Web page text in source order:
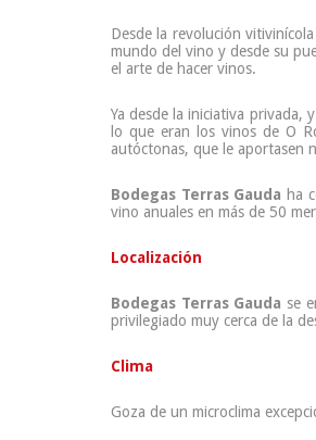
Desde la revolución
mundo del vino y desde su
el arte de hacer vinos.
Ya desde la iniciativa privada,
lo que eran los vinos de O
autóctonas, que le aportasen
Bodegas Terras Gauda ha
vino anuales en más de 50
Localización
Bodegas Terras Gauda se
privilegiado muy cerca de la
Clima
Goza de un microclima